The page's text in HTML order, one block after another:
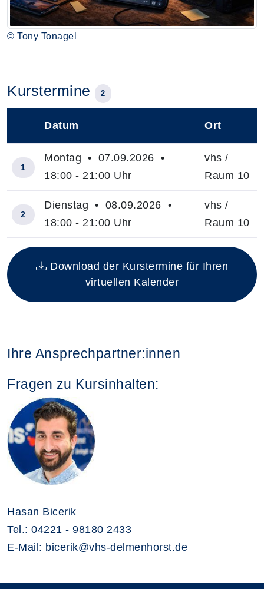
© Tony Tonagel
Kurstermine 2
Insgesamt gibt es 2 Termine zum diesen Kurs
Datum Ort
1
Montag • 07.09.2026 •
18:00 - 21:00 Uhr
vhs /
Raum 10
2
Dienstag • 08.09.2026 •
18:00 - 21:00 Uhr
vhs /
Raum 10
Download der Kurstermine für Ihren
virtuellen Kalender
Ihre Ansprechpartner:innen
Fragen zu Kursinhalten:
Hasan Bicerik
Tel.: 04221 - 98180 2433
E-Mail: bicerik@vhs-delmenhorst.de